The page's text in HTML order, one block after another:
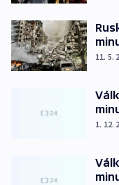
11. 5.
1. 12.